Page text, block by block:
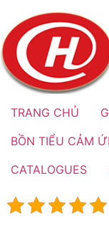
qua
đến
nội
dung
TRANG CHỦ
BỒN TIỂU CẢM
CATALOGUES